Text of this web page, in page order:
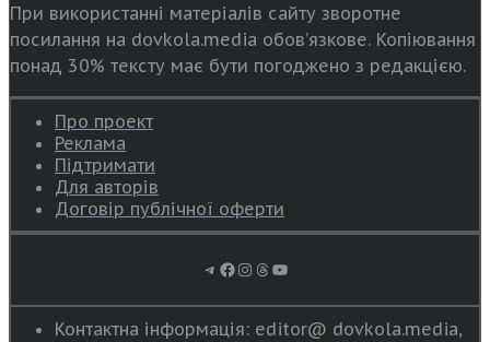
При використанні матеріалів сайту зворотне
посилання на dovkola.media обов’язкове. Копіювання
понад 30% тексту має бути погоджено з редакцією.
Про проект
Реклама
Підтримати
Для авторів
Договір публічної оферти
Telegram
Facebook
Instagram
Threads
YouTube
Контактна інформація: editor@ dovkola.media,